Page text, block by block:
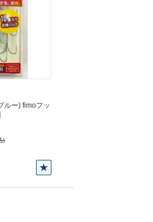
ルー) fimoフッ
)